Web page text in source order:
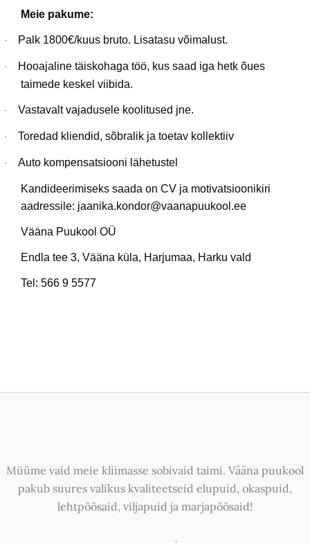
Meie pakume:
· Palk 1800€/kuus bruto. Lisatasu võimalust.
·
Hooajaline täiskohaga töö, kus saad iga hetk õues
taimede keskel viibida.
· Vastavalt vajadusele koolitused jne.
· Toredad kliendid, sõbralik ja toetav kollektiiv
· Auto kompensatsiooni lähetustel
Kandideerimiseks saada on CV ja motivatsioonikiri
aadressile: jaanika.kondor@vaanapuukool.ee
Vääna Puukool OÜ
Endla tee 3, Vääna küla, Harjumaa, Harku vald
Tel: 566 9 5577
Müüme vaid meie kliimasse sobivaid taimi. Vääna puukool
pakub suures valikus kvaliteetseid elupuid, okaspuid,
lehtpõõsaid, viljapuid ja marjapõõsaid!